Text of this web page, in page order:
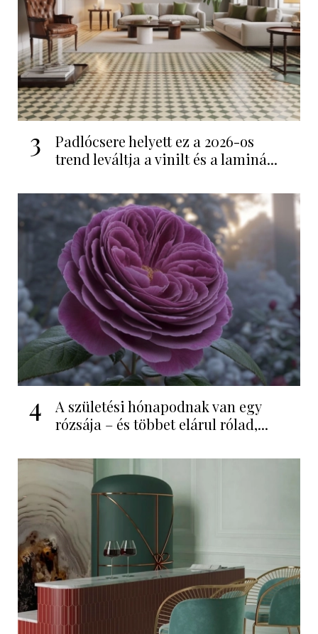
3
Padlócsere helyett ez a 2026-os
trend leváltja a vinilt és a laminá...
4
A születési hónapodnak van egy
rózsája – és többet elárul rólad,...